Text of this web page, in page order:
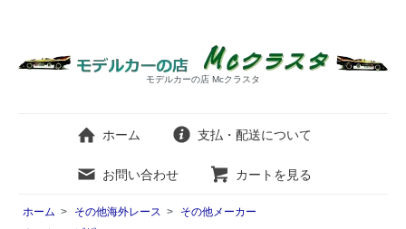
モデルカーの店 Mcクラスタ
ホーム 支払・配送について
お問い合わせ カートを見る
ホーム > その他海外レース >
その他メーカー